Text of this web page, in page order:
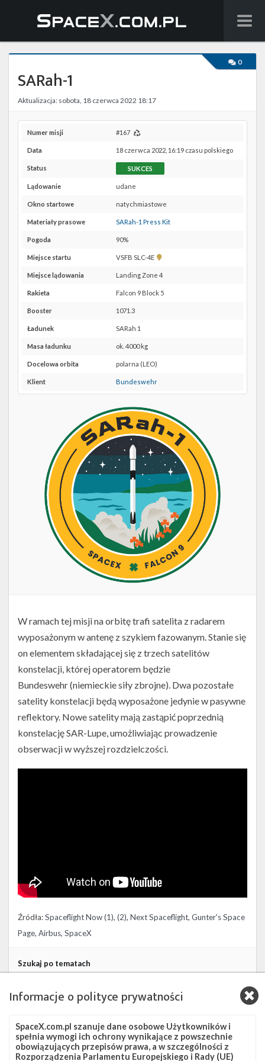
Wiadomości
Baza wiedzy
Starlink
Starship
Na żywo
Facebook
Kalendarze
0
SARah-1
Aktualizacja: sobota, 18 czerwca 2022 18:17
Numer misji #167
Data 18 czerwca 2022, 16:19 czasu polskiego
Status SUKCES
Lądowanie udane
Okno startowe natychmiastowe
Materiały prasowe SARah-1 Press Kit
Pogoda 90%
Miejsce startu VSFB SLC-4E
Pokaż
VSFB
SLC-
Miejsce lądowania Landing Zone 4
Rakieta Falcon 9 Block 5
Booster 1071.3
Ładunek SARah 1
Masa ładunku ok. 4000 kg
Docelowa orbita polarna (LEO)
Klient Bundeswehr
W ramach tej misji na orbitę trafi satelita z radarem
wyposażonym w antenę z szykiem fazowanym. Stanie się
on elementem składającej się z trzech satelitów
konstelacji, której operatorem będzie
Bundeswehr (niemieckie siły zbrojne). Dwa pozostałe
satelity konstelacji będą wyposażone jedynie w pasywne
reflektory. Nowe satelity mają zastąpić poprzednią
konstelację SAR-Lupe, umożliwiając prowadzenie
obserwacji w wyższej rozdzielczości.
Źródła:Spaceflight Now (1), (2), Next Spaceflight, Gunter's Space
Page, Airbus, SpaceX
Szukaj po tematach
Informacje o polityce prywatności
SpaceX.com.pl szanuje dane osobowe Użytkowników i
spełnia wymogi ich ochrony wynikające z powszechnie
obowiązujących przepisów prawa, a w szczególności z
Rozporządzenia Parlamentu Europejskiego i Rady (UE)